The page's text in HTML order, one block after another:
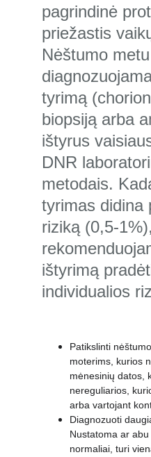
Patikslinti
moterims, kurios
mėnesinių datos,
nereguliarios,
arba vartojant
Diagnozuoti
Nustatoma ar
normaliai, turi
pagrindinė
priežastis
Nėštumo
tyrimą
biopsiją arba
ištyrus
DNR
metodais.
tyrimas didina
riziką (0,5-1%),
ištyrimą
individualios